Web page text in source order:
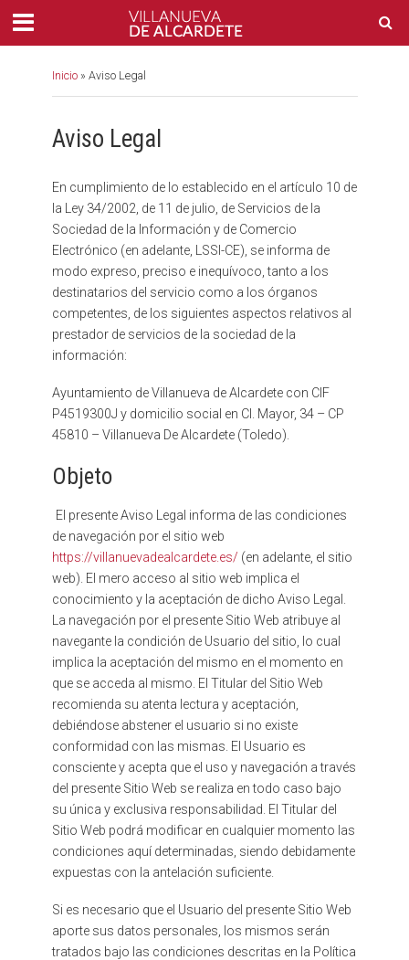
Inicio» Aviso Legal
Aviso Legal
En cumplimiento de lo establecido en el artículo 10 de
la Ley 34/2002, de 11 de julio, de Servicios de la
Sociedad de la Información y de Comercio
Electrónico (en adelante, LSSI-CE), se informa de
modo expreso, preciso e inequívoco, tanto a los
destinatarios del servicio como a los órganos
competentes, de los siguientes aspectos relativos al
prestador de servicios de la sociedad de la
información:
Ayuntamiento de Villanueva de Alcardete con CIF
P4519300J y domicilio social en Cl. Mayor, 34 – CP
45810 – Villanueva De Alcardete (Toledo).
Objeto
El presente Aviso Legal informa de las condiciones
de navegación por el sitio web
https://villanuevadealcardete.es/ (en adelante, el sitio
web). El mero acceso al sitio web implica el
conocimiento y la aceptación de dicho Aviso Legal.
La navegación por el presente Sitio Web atribuye al
navegante la condición de Usuario del sitio, lo cual
implica la aceptación del mismo en el momento en
que se acceda al mismo. El Titular del Sitio Web
recomienda su atenta lectura y aceptación,
debiéndose abstener el usuario si no existe
conformidad con las mismas. El Usuario es
consciente y acepta que el uso y navegación a través
del presente Sitio Web se realiza en todo caso bajo
su única y exclusiva responsabilidad. El Titular del
Sitio Web podrá modificar en cualquier momento las
condiciones aquí determinadas, siendo debidamente
expuestas con la antelación suficiente.
Si es necesario que el Usuario del presente Sitio Web
aporte sus datos personales, los mismos serán
tratados bajo las condiciones descritas en la Política